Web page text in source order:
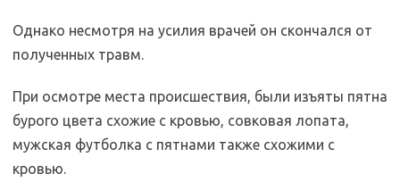
Однако несмотря на усилия врачей он скончался от
полученных травм.
При осмотре места происшествия, были изъяты пятна
бурого цвета схожие с кровью, совковая лопата,
мужская футболка с пятнами также схожими с
кровью.